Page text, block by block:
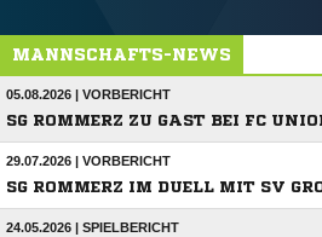
MANNSCHAFTS-NEWS
05.08.2026 | VORBERICHT
SG ROMMERZ ZU GAST BEI FC
29.07.2026 | VORBERICHT
SG ROMMERZ IM DUELL MIT SV
24.05.2026 | SPIELBERICHT